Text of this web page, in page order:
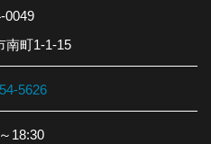
0049
南町1-1-15
5626
18:30